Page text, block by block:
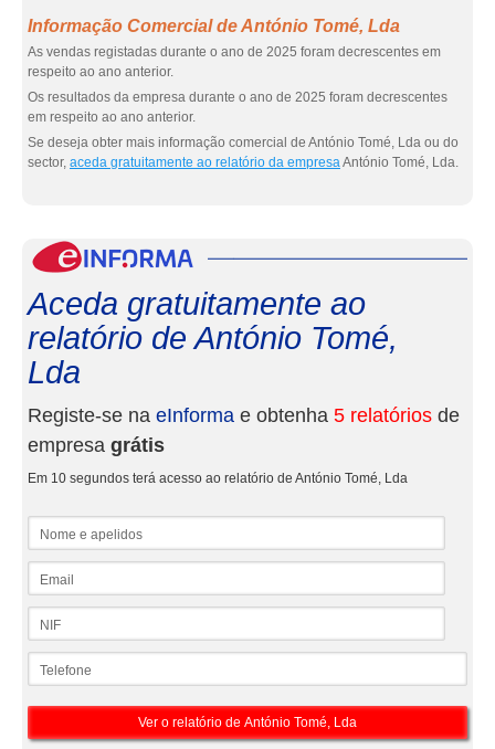
Informação Comercial de António Tomé, Lda
As vendas registadas durante o ano de 2025 foram decrescentes em
respeito ao ano anterior.
Os resultados da empresa durante o ano de 2025 foram decrescentes
em respeito ao ano anterior.
Se deseja obter mais informação comercial de António Tomé, Lda ou do
sector, aceda gratuitamente ao relatório da empresaAntónio Tomé, Lda.
Aceda gratuitamente ao
relatório de António Tomé,
Lda
Registe-se na eInforma e obtenha 5 relatórios de
empresa grátis
Em 10 segundos terá acesso ao relatório de António Tomé, Lda